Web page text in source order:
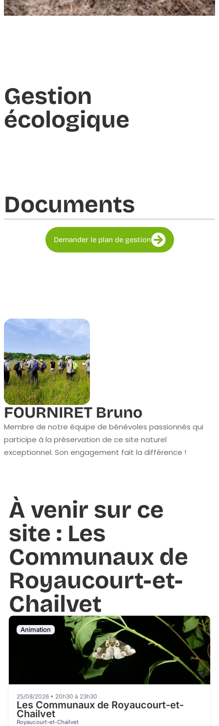
Gestion
écologique
Documents​
Demander le plan de gestion
FOURNIRET Bruno
Membre de notre équipe de bénévoles passionnés qui
participe à la préservation de ce site naturel
exceptionnel. Son engagement fait la différence !
À venir sur ce
site : Les
Communaux de
Royaucourt-et-
Chailvet
Animation
25/08/2026 • 20h30 à 23h30
Les Communaux de Royaucourt-et-
Chailvet
Royaucourt-et-Chailvet